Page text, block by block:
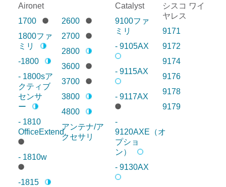
Aironet
1700
1800ファ
ミリ
-1800
- 1800sア
クティブ
センサ
ー
- 1810
OfficeExtend
- 1810w
-1815
2600
2700
2800
3600
3700
3800
4800
アンテナ/ア
クセサリ
Catalyst
9100ファ
ミリ
- 9105AX
- 9115AX
- 9117AX
-
9120AXE（オ
プショ
ン）
- 9130AX
シスコ ワイ
ヤレス
9171
9172
9174
9176
9178
9179